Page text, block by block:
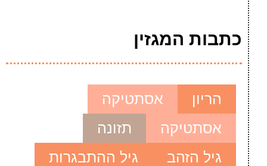
כתבות המגזין
הריון
אסתטיקה
אסתטיקה
תזונה
גיל הזהב
גיל ההתבגרות